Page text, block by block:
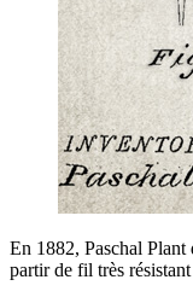
En 1882, Paschal Plant
partir de fil très